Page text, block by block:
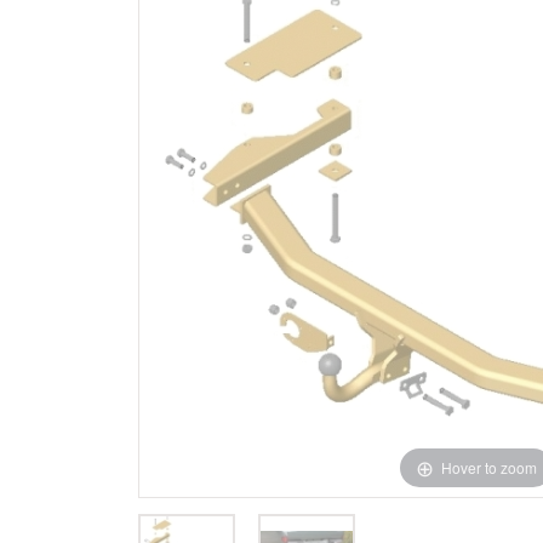
Hover to zoom